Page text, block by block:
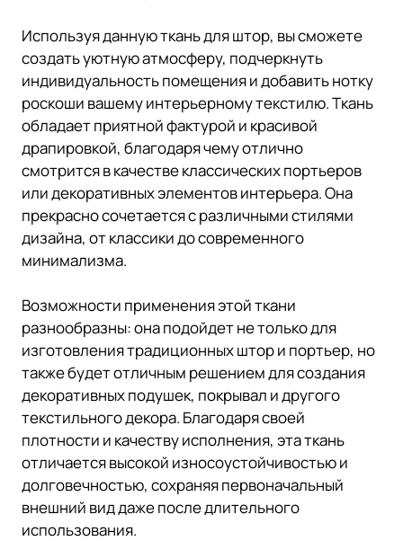
Используя данную ткань для штор, вы сможете
создать уютную атмосферу, подчеркнуть
индивидуальность помещения и добавить нотку
роскоши вашему интерьерному текстилю. Ткань
обладает приятной фактурой и красивой
драпировкой, благодаря чему отлично
смотрится в качестве классических портьеров
или декоративных элементов интерьера. Она
прекрасно сочетается с различными стилями
дизайна, от классики до современного
минимализма.
Возможности применения этой ткани
разнообразны: она подойдет не только для
изготовления традиционных штор и портьер, но
также будет отличным решением для создания
декоративных подушек, покрывал и другого
текстильного декора. Благодаря своей
плотности и качеству исполнения, эта ткань
отличается высокой износоустойчивостью и
долговечностью, сохраняя первоначальный
внешний вид даже после длительного
использования.